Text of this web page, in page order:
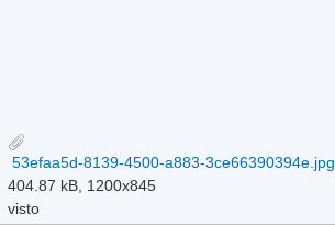
53efaa5d-8139-4500-a883-3ce66390394e.jpg
404.87 kB, 1200x845
visto